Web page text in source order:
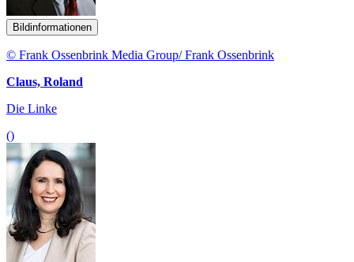
Bildinformationen
© Frank Ossenbrink Media Group/ Frank Ossenbrink
Claus, Roland
Die Linke
()